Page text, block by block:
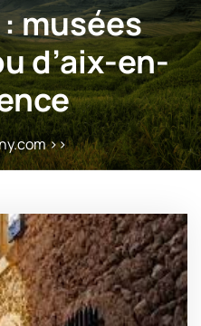
:musées
d’aix-en-
>>